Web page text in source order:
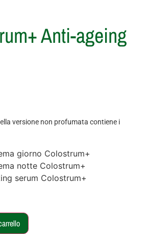
Anti-ageing
versione non profumata contiene i
giorno Colostrum+
notte Colostrum+
serum Colostrum+